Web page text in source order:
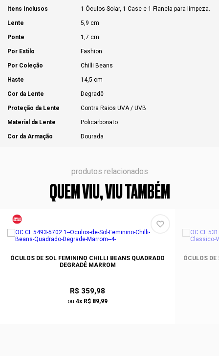
Itens Inclusos 1 Óculos Solar, 1 Case e 1 Flanela para limpeza.
Lente 5,9 cm
Ponte 1,7 cm
Por Estilo Fashion
Por Coleção Chilli Beans
Haste 14,5 cm
Cor da Lente Degradê
Proteção da Lente Contra Raios UVA / UVB
Material da Lente Policarbonato
Cor da Armação Dourada
produtos relacionados
QUEM VIU, VIU TAMBÉM
ÓCULOS DE SOL FEMININO CHILLI BEANS QUADRADO
DEGRADÊ MARROM
R$ 359,98
ou 4x R$ 89,99
ÓCULOS